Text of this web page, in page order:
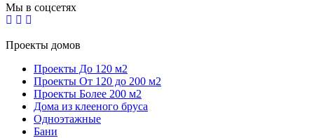
Мы в соцсетях
Проекты домов
Проекты До 120 м2
Проекты От 120 до 200 м2
Проекты Более 200 м2
Дома из клееного бруса
Одноэтажные
Бани